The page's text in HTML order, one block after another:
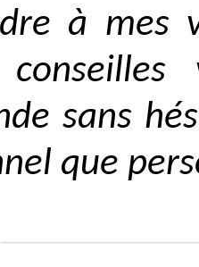
à mes
sans
que